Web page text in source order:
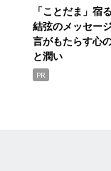
「ことだま」宿
結弦のメッセー
言がもたらす心
と潤い
PR